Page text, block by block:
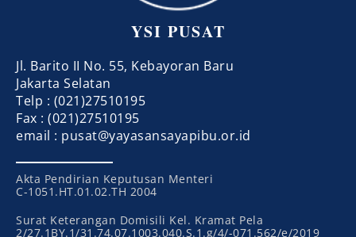
YSI PUSAT
Jl. Barito II No. 55, Kebayoran Baru
Jakarta Selatan
Telp : (021)27510195
Fax : (021)27510195
email : pusat@yayasansayapibu.or.id
Akta Pendirian Keputusan Menteri
C-1051.HT.01.02.TH 2004
Surat Keterangan Domisili Kel. Kramat Pela
2/27.1BY.1/31.74.07.1003.040.S.1.g/4/-071.562/e/2019